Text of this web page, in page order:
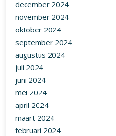
december 2024
november 2024
oktober 2024
september 2024
augustus 2024
juli 2024
juni 2024
mei 2024
april 2024
maart 2024
februari 2024